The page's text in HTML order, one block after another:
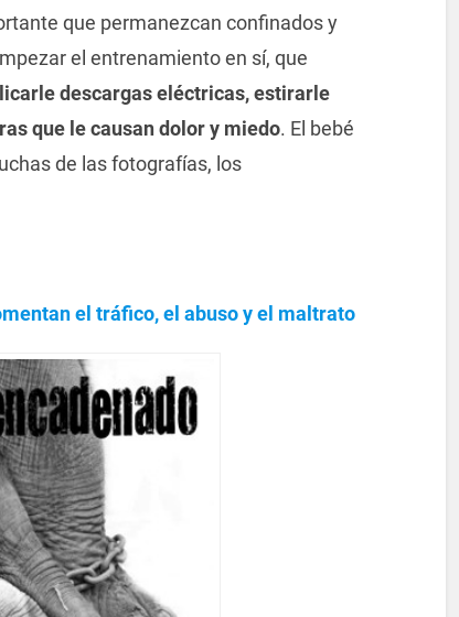
que permanezcan confinados y
el entrenamiento en sí, que
descargas eléctricas, estirarle
que le causan dolor y miedo. El bebé
de las fotografías, los
el tráfico, el abuso y el maltrato